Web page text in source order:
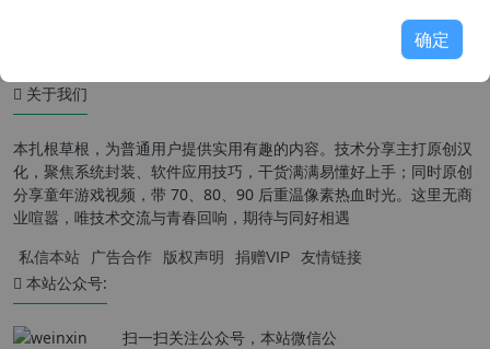
关于我们
本扎根草根，为普通用户提供实用有趣的内容。技术分享主打原创汉
化，聚焦系统封装、软件应用技巧，干货满满易懂好上手；同时原创
分享童年游戏视频，带 70、80、90 后重温像素热血时光。这里无商
业喧嚣，唯技术交流与青春回响，期待与同好相遇
私信本站 广告合作 版权声明 捐赠VIP 友情链接
本站公众号:
扫一扫关注公众号，本站微信公
确定